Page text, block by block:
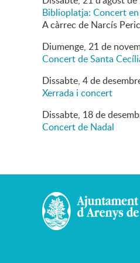
Biblioplatja: Concert
A càrrec de Narcís
Diumenge, 21de
Concert de Santa
Dissabte, 4de
Xerrada i concert
Dissabte, 18de
Concert de Nadal